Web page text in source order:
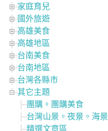
家庭育兒
國外旅遊
高雄美食
高雄地區
台南美食
台南地區
台灣各縣市
其它主題
團購。團購美食
台灣山景。夜景。海景
精選文章區